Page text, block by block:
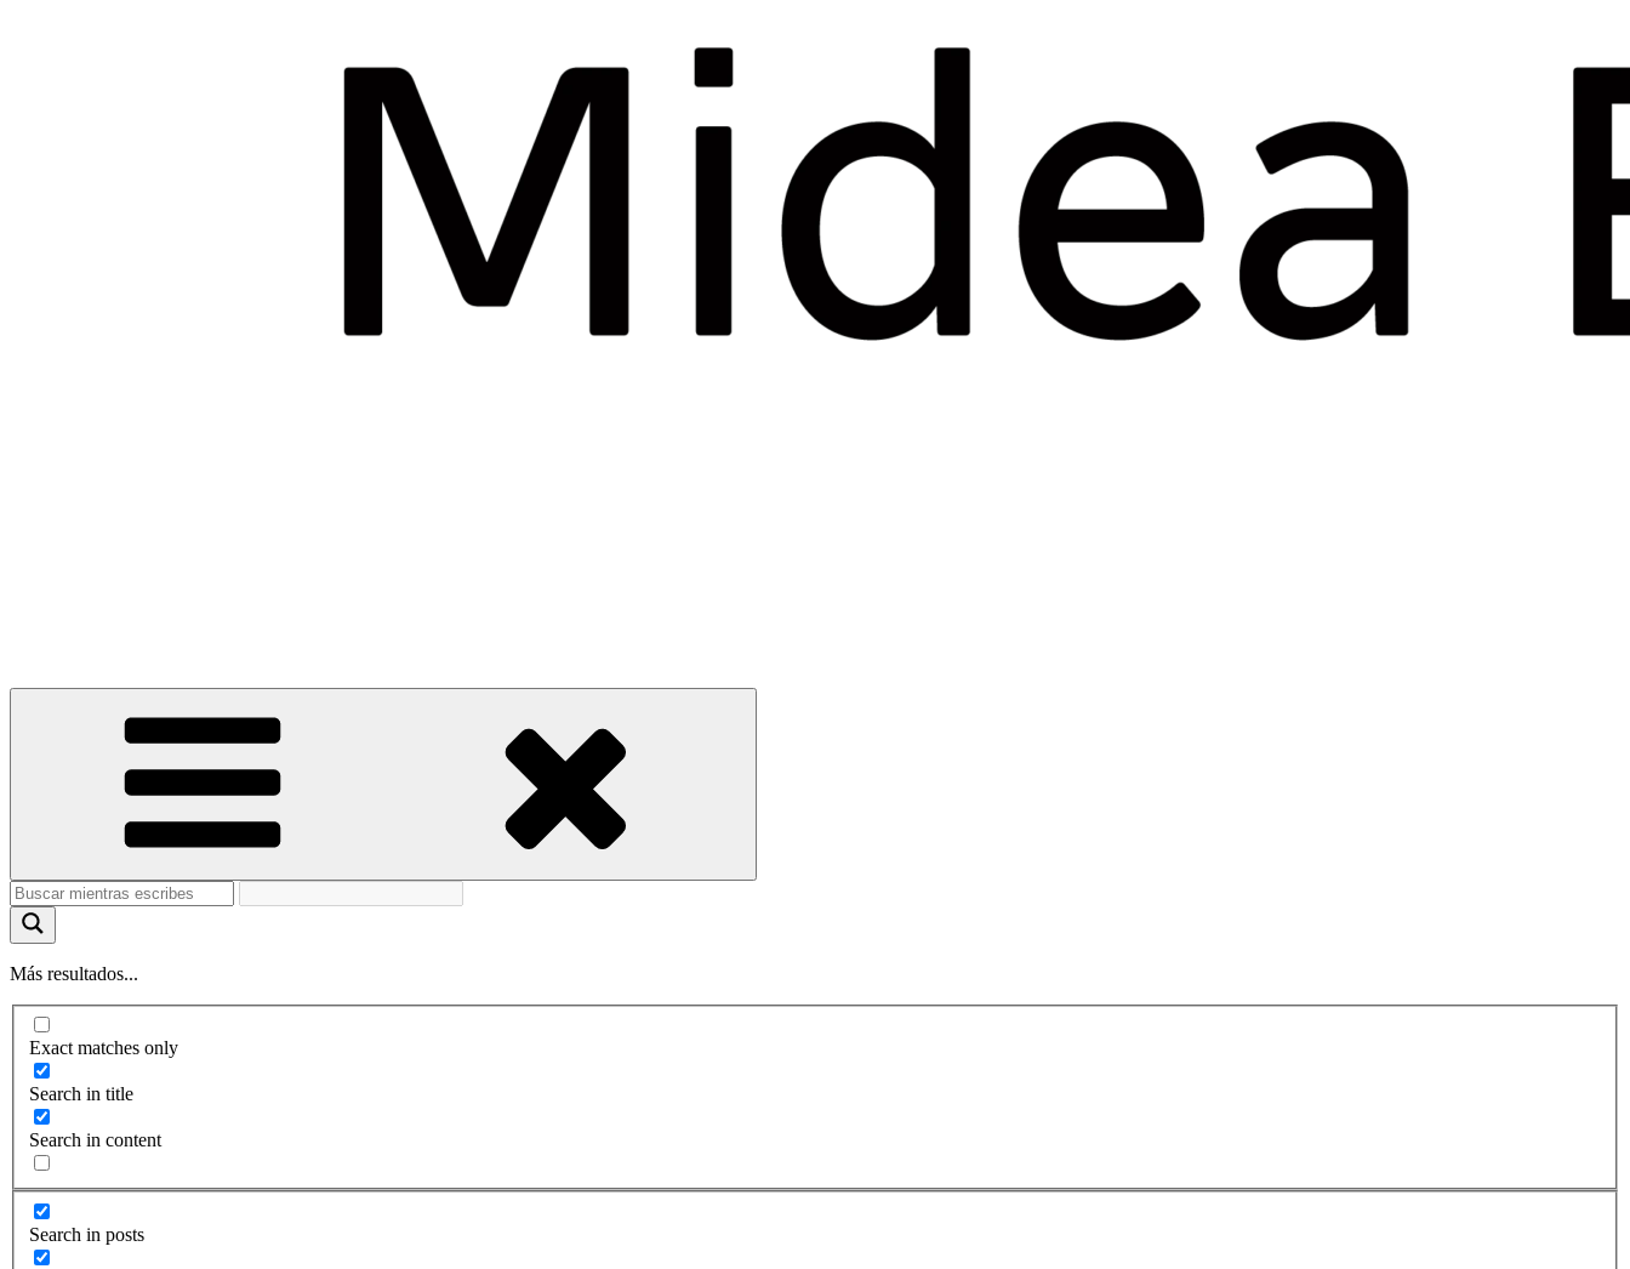
Más resultados...
Exact matches only
Search in title
Search in content
Search in posts